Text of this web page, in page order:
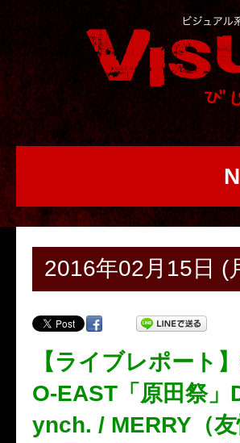
2016年02月15日 (
【ライブレポート
O-EAST「原田祭
ynch. / MERRY（